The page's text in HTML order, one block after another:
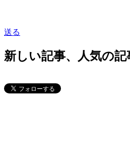
送る
新しい記事、人気の